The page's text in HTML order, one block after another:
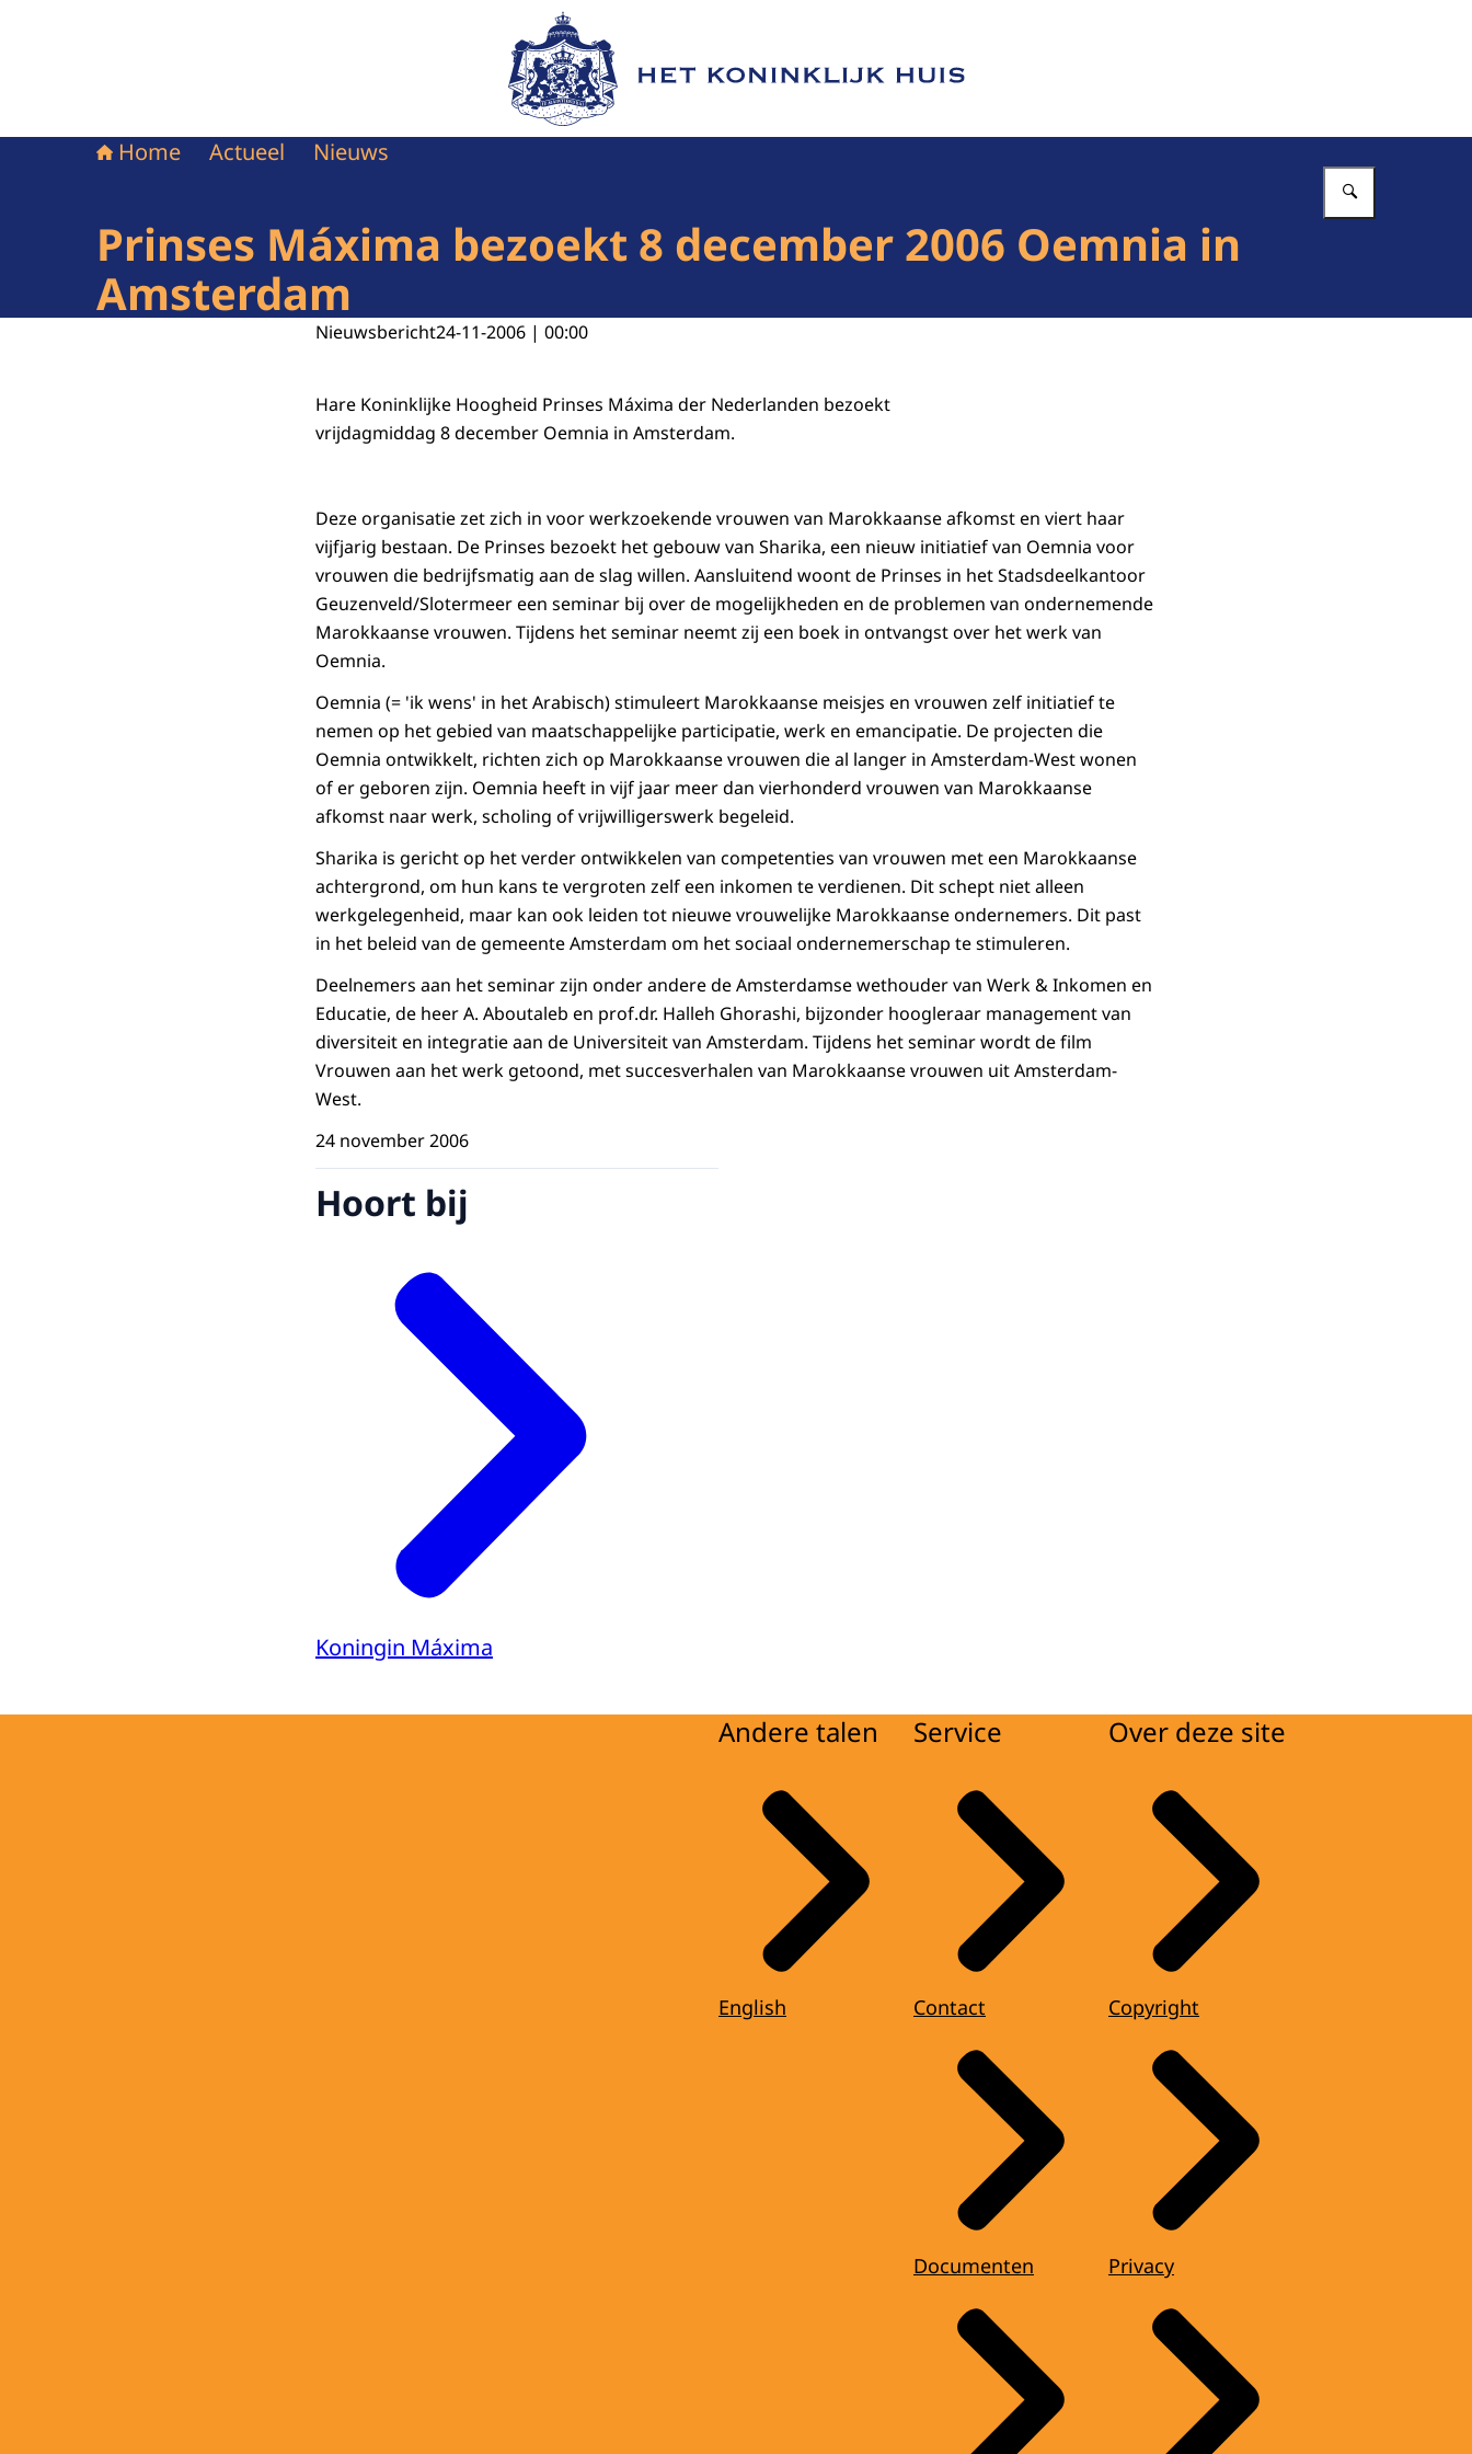
Naar de homepage van Het Koninklijk Huis
Home Actueel Nieuws
Prinses Máxima bezoekt 8 december 2006 Oemnia in
Amsterdam
Nieuwsbericht24-11-2006 | 00:00
Hare Koninklijke Hoogheid Prinses Máxima der Nederlanden bezoekt
vrijdagmiddag 8 december Oemnia in Amsterdam.
Deze organisatie zet zich in voor werkzoekende vrouwen van Marokkaanse afkomst en viert haar
vijfjarig bestaan. De Prinses bezoekt het gebouw van Sharika, een nieuw initiatief van Oemnia voor
vrouwen die bedrijfsmatig aan de slag willen. Aansluitend woont de Prinses in het Stadsdeelkantoor
Geuzenveld/Slotermeer een seminar bij over de mogelijkheden en de problemen van ondernemende
Marokkaanse vrouwen. Tijdens het seminar neemt zij een boek in ontvangst over het werk van
Oemnia.
Oemnia (= 'ik wens' in het Arabisch) stimuleert Marokkaanse meisjes en vrouwen zelf initiatief te
nemen op het gebied van maatschappelijke participatie, werk en emancipatie. De projecten die
Oemnia ontwikkelt, richten zich op Marokkaanse vrouwen die al langer in Amsterdam-West wonen
of er geboren zijn. Oemnia heeft in vijf jaar meer dan vierhonderd vrouwen van Marokkaanse
afkomst naar werk, scholing of vrijwilligerswerk begeleid.
Sharika is gericht op het verder ontwikkelen van competenties van vrouwen met een Marokkaanse
achtergrond, om hun kans te vergroten zelf een inkomen te verdienen. Dit schept niet alleen
werkgelegenheid, maar kan ook leiden tot nieuwe vrouwelijke Marokkaanse ondernemers. Dit past
in het beleid van de gemeente Amsterdam om het sociaal ondernemerschap te stimuleren.
Deelnemers aan het seminar zijn onder andere de Amsterdamse wethouder van Werk & Inkomen en
Educatie, de heer A. Aboutaleb en prof.dr. Halleh Ghorashi, bijzonder hoogleraar management van
diversiteit en integratie aan de Universiteit van Amsterdam. Tijdens het seminar wordt de film
Vrouwen aan het werk getoond, met succesverhalen van Marokkaanse vrouwen uit Amsterdam-
West.
24 november 2006
Hoort bij
Koningin Máxima
Andere talen
English
Service
Contact
Documenten
Over deze site
Copyright
Privacy